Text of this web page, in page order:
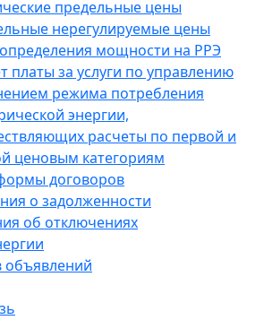
предельные цены
нерегулируемые цены
мощности на РРЭ
платы за услуги по управлению
режима потребления
энергии,
расчеты по первой и
ценовым категориям
договоров
о задолженности
об отключениях
объявлений